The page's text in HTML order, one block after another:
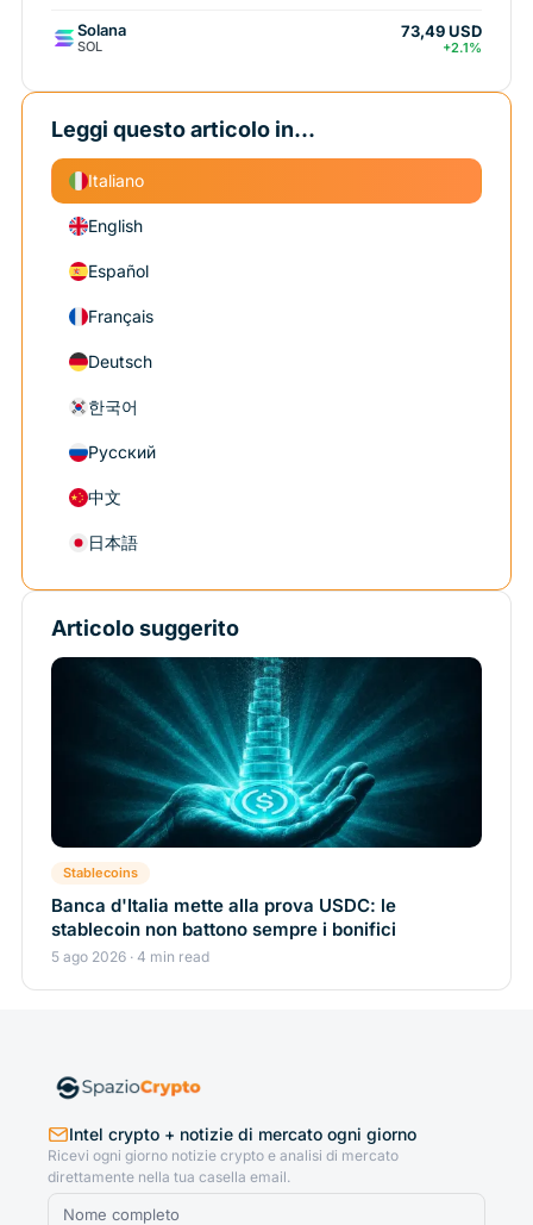
Solana
SOL
73,49 USD
+2.1%
Leggi questo articolo in...
Italiano
English
Español
Français
Deutsch
한국어
Русский
中文
日本語
Articolo suggerito
Stablecoins
Banca d'Italia mette alla prova USDC: le
stablecoin non battono sempre i bonifici
5 ago 2026 · 4 min read
Intel crypto + notizie di mercato ogni giorno
Ricevi ogni giorno notizie crypto e analisi di mercato
direttamente nella tua casella email.